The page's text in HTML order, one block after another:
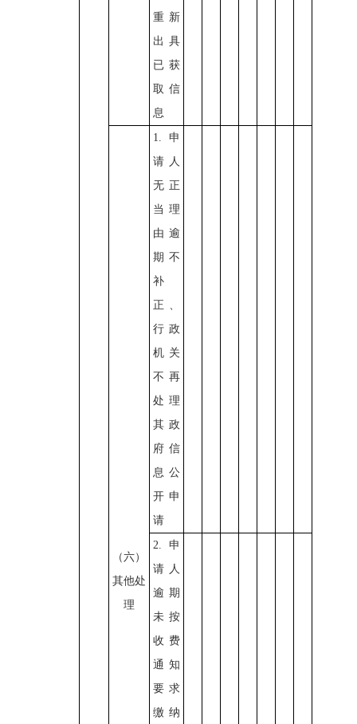
重新
出具
已获
取信
息
（六）
其他处
理
1.申
请人
无正
当理
由逾
期不
补
正、
行政
机关
不再
处理
其政
府信
息公
开申
请
2.申
请人
逾期
未按
收费
通知
要求
缴纳